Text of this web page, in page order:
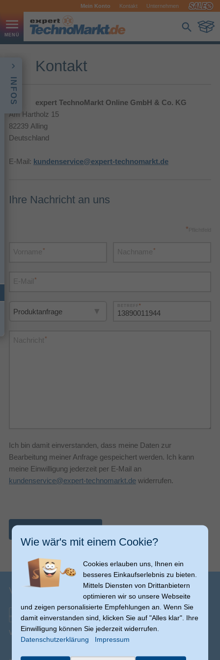
Mein Konto Kontakt Unternehmen
INFOS
Kontakt
expert TechnoMarkt Online GmbH & Co. KG
Am Hartholz 15
82239 Alling
Deutschland
E-Mail: kundenservice@expert-technomarkt.de
Ihre Nachricht an uns
*
Vorname* Nachname*
E-Mail*
*
Nachricht*
Ich bin damit einverstanden, dass meine Daten zur
Bearbeitung meiner Anfrage gespeichert werden. Ich kann
meine Einwilligung jederzeit per E-Mail an
kundenservice@expert-technomarkt.de widerrufen.
Versandinfos
Versand ab € 0,00(Ausnahmen möglich)
Wie wär's mit einem Cookie?
Cookies erlauben uns, Ihnen ein
besseres Einkaufserlebnis zu bieten.
Mittels Diensten von Drittanbietern
optimieren wir so unsere Webseite
und zeigen personalisierte Empfehlungen an. Wenn Sie
damit einverstanden sind, klicken Sie auf "Alles klar". Ihre
Einwilligung können Sie jederzeit widerrufen.
Datenschutzerklärung
Impressum